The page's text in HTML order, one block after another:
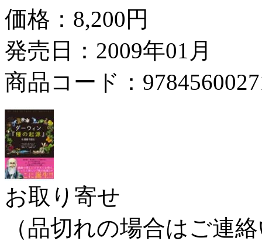
価格： 8,200円
発売日：2009年01月
商品コード：
お取り寄せ
（品切れの場合はご連